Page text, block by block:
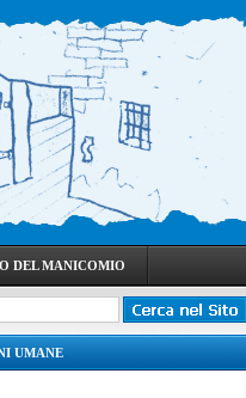
DEL MANICOMIO
UMANE